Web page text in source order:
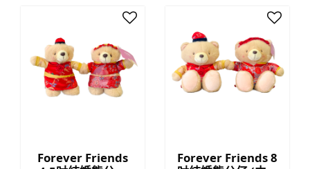
Forever Friends
Forever Friends 8